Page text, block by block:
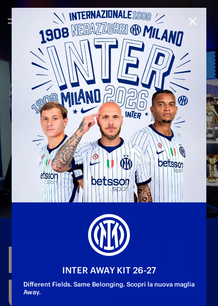
IVAN PROVEDEL
UNNUOVO
INTER AWAY KIT 26-27
Different Fields. Same Belonging. Scopri la nuova maglia
Away.